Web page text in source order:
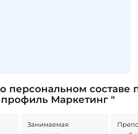
составе
Маркетинг "
Занимаемая